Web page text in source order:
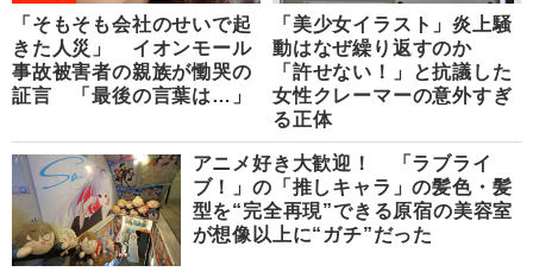
「そもそも会社のせいで起
きた人災」 イオンモール
事故被害者の親族が慟哭の
証言 「最後の言葉は…」
「美少女イラスト」炎上騒
動はなぜ繰り返すのか
「許せない！」と抗議した
女性クレーマーの意外すぎ
る正体
アニメ好き大歓迎！ 「ラブライ
ブ！」の「推しキャラ」の髪色・髪
型を“完全再現”できる原宿の美容室
が想像以上に“ガチ”だった